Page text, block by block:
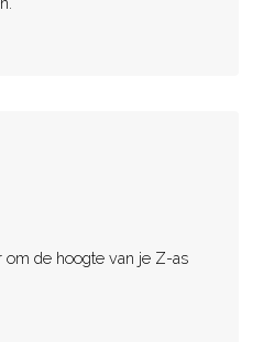
om de hoogte van je Z-as